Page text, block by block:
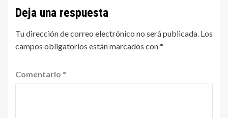
Deja una respuesta
Tu dirección de correo electrónico no será publicada. Los
campos obligatorios están marcados con*
Comentario *